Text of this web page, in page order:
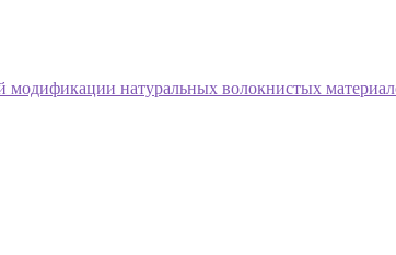
модификации натуральных волокнистых